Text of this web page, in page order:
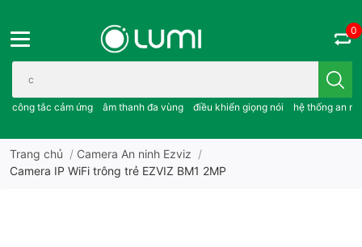
Bạn cần tìm gì..; công tắc cảm ứng..; âm thanh đa vùng ; điều
công tắc cảm ứng âm thanh đa vùng điều khiển giọng nói hệ thống an
0
Trang chủ / Camera An ninh Ezviz /
Camera IP WiFi trông trẻ EZVIZ BM1 2MP